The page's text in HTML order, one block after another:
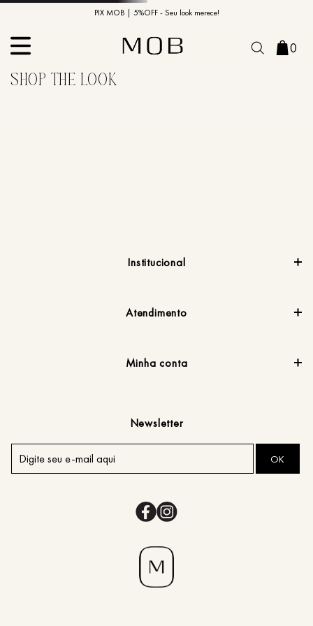
PIX MOB | 5%OFF - Seu look merece!
10% OFF na primeira compra | Cupom: BEMVINDO10*
0
Institucional
Atendimento
Minha conta
Newsletter
OK